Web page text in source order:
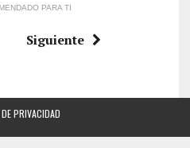
PARA TI
Siguiente
PRIVACIDAD